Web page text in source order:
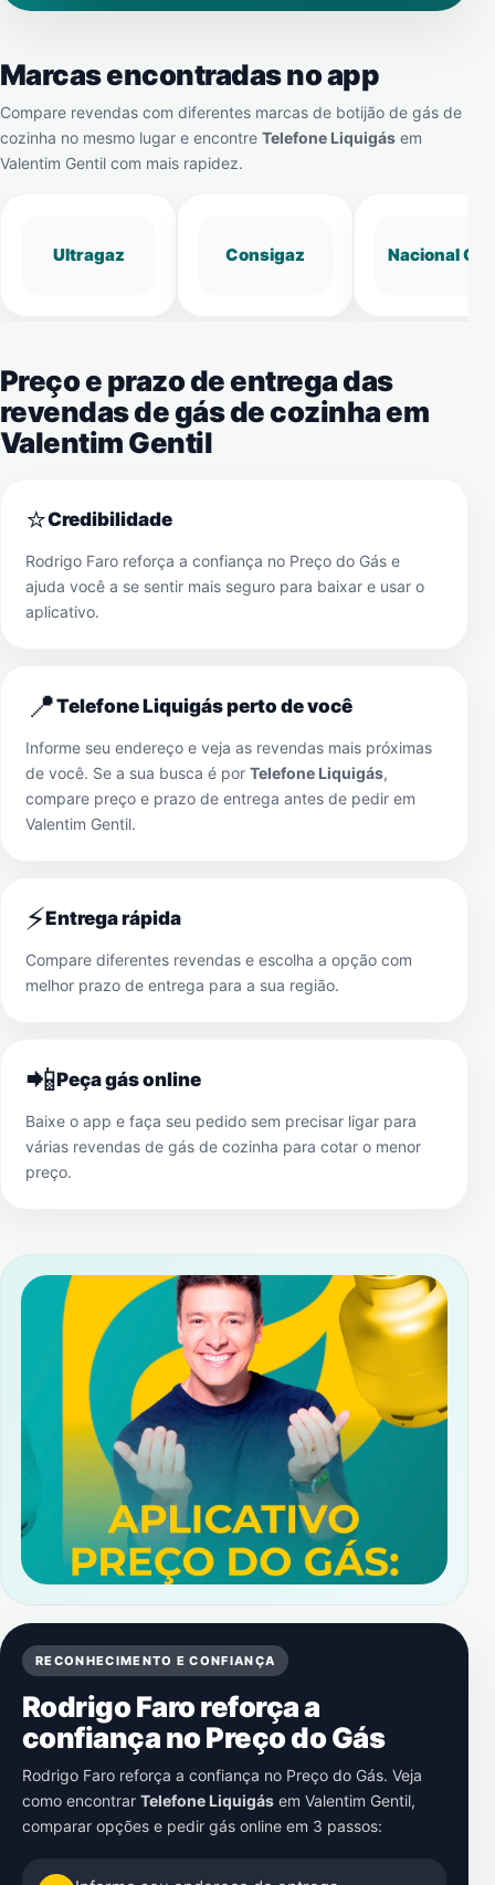
Marcas encontradas no app
Compare revendas com diferentes marcas de botijão de gás de
cozinha no mesmo lugar e encontre Telefone Liquigás em
Valentim Gentil com mais rapidez.
Ultragaz Consigaz Nacional Gás
Preço e prazo de entrega das
revendas de gás de cozinha em
Valentim Gentil
⭐Credibilidade
Rodrigo Faro reforça a confiança no Preço do Gás e
ajuda você a se sentir mais seguro para baixar e usar o
aplicativo.
📍Telefone Liquigás perto de você
Informe seu endereço e veja as revendas mais próximas
de você. Se a sua busca é por Telefone Liquigás,
compare preço e prazo de entrega antes de pedir em
Valentim Gentil.
⚡Entrega rápida
Compare diferentes revendas e escolha a opção com
melhor prazo de entrega para a sua região.
📲Peça gás online
Baixe o app e faça seu pedido sem precisar ligar para
várias revendas de gás de cozinha para cotar o menor
preço.
RECONHECIMENTO E CONFIANÇA
Rodrigo Faro reforça a
confiança no Preço do Gás
Rodrigo Faro reforça a confiança no Preço do Gás. Veja
como encontrar Telefone Liquigás em Valentim Gentil,
comparar opções e pedir gás online em 3 passos: